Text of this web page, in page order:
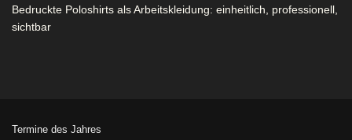
Bedruckte Poloshirts als Arbeitskleidung: einheitlich, professionell,
sichtbar
Termine des Jahres